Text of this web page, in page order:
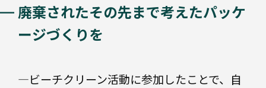
廃棄されたその先まで考えたパッケ
ージづくりを
—ビーチクリーン活動に参加したことで、自